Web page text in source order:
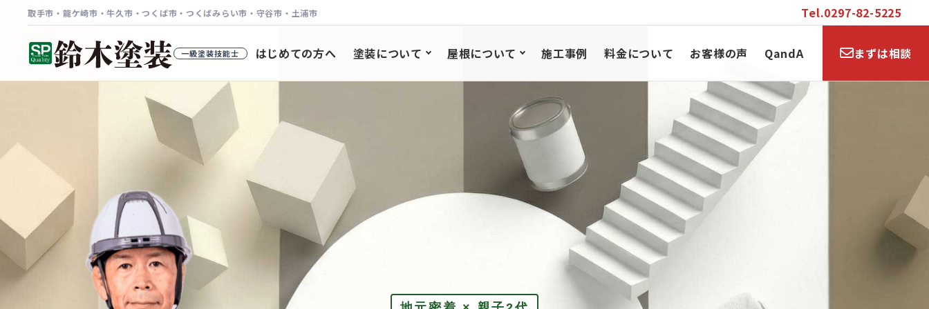
取手市・龍ケ崎市・牛久市・つくば市・つくばみらい市・守谷市・土浦市 Tel.0297-82-5225
茨城県取手市の外壁塗装・屋根塗装専門店 鈴木塗装
一級塗装技能士 はじめての方へ 塗装について 屋根について 施工事例 料金について お客様の声 QandA まずは相談